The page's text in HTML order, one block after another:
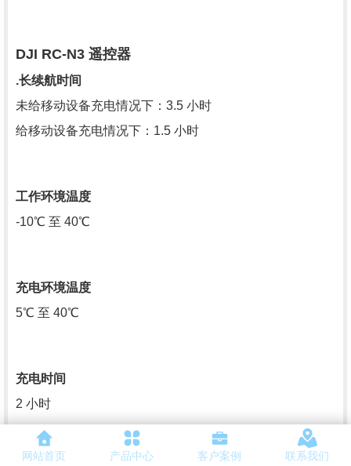
DJI RC-N3 遥控器
.长续航时间
未给移动设备充电情况下：3.5 小时
给移动设备充电情况下：1.5 小时
工作环境温度
-10℃ 至 40℃
充电环境温度
5℃ 至 40℃
充电时间
2 小时
网站首页 产品中心 客户案例 联系我们